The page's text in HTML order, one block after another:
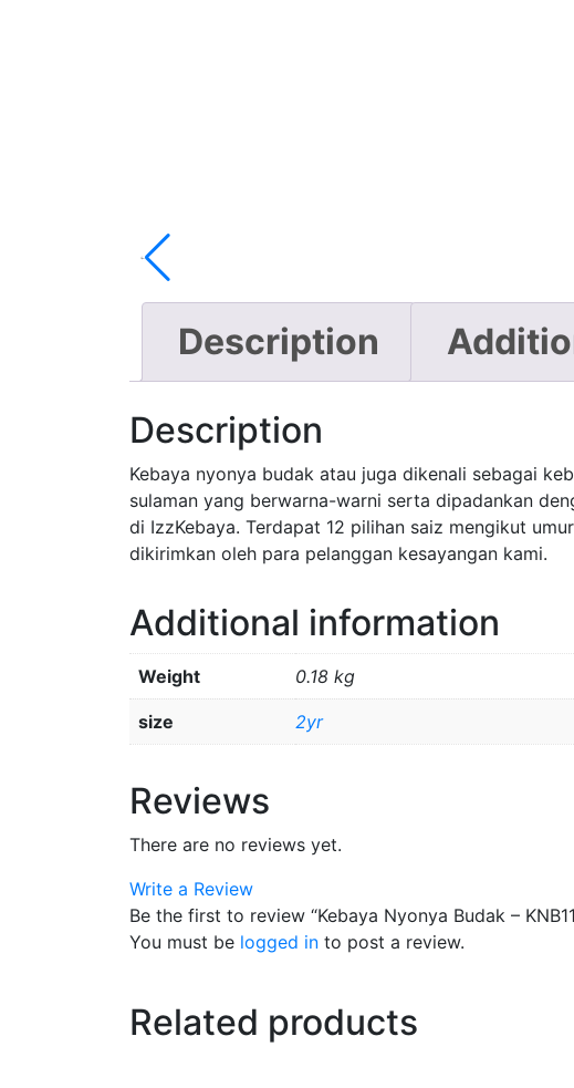
Description
Description
Kebaya nyonya budak atau juga dikenali sebagai
sulaman yang berwarna-warni serta dipadankan
di IzzKebaya. Terdapat 12 pilihan saiz mengikut
dikirimkan oleh para pelanggan kesayangan kami.
Additional information
Weight 0.18 kg
size 2yr
Reviews
There are no reviews yet.
Write a Review
Be the first to review “Kebaya Nyonya Budak –
You must be logged in to post a review.
Related products